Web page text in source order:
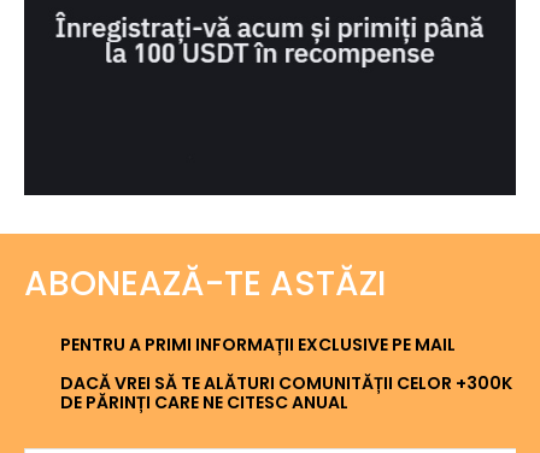
ABONEAZĂ-TE ASTĂZI
PENTRU A PRIMI INFORMAȚII EXCLUSIVE PE MAIL
DACĂ VREI SĂ TE ALĂTURI COMUNITĂȚII CELOR +300K
DE PĂRINȚI CARE NE CITESC ANUAL